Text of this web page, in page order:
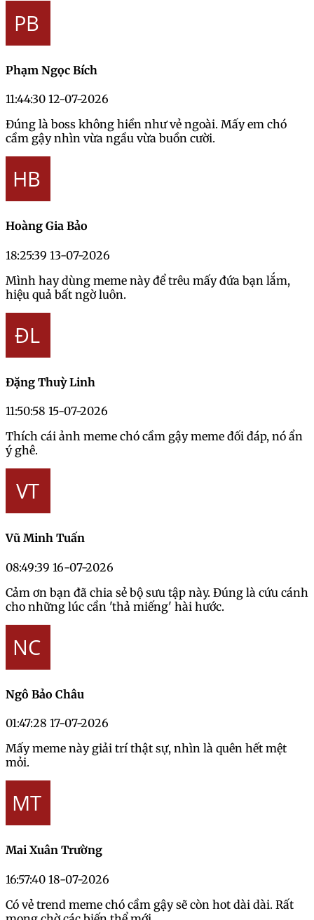
Phạm Ngọc Bích
11:44:30 12-07-2026
Đúng là boss không hiền như vẻ ngoài. Mấy em chó
cầm gậy nhìn vừa ngầu vừa buồn cười.
Hoàng Gia Bảo
18:25:39 13-07-2026
Mình hay dùng meme này để trêu mấy đứa bạn lắm,
hiệu quả bất ngờ luôn.
Đặng Thuỳ Linh
11:50:58 15-07-2026
Thích cái ảnh meme chó cầm gậy meme đối đáp, nó ẩn
ý ghê.
Vũ Minh Tuấn
08:49:39 16-07-2026
Cảm ơn bạn đã chia sẻ bộ sưu tập này. Đúng là cứu cánh
cho những lúc cần 'thả miếng' hài hước.
Ngô Bảo Châu
01:47:28 17-07-2026
Mấy meme này giải trí thật sự, nhìn là quên hết mệt
mỏi.
Mai Xuân Trường
16:57:40 18-07-2026
Có vẻ trend meme chó cầm gậy sẽ còn hot dài dài. Rất